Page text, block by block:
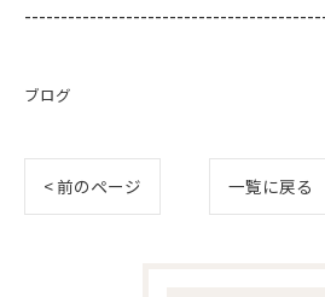
ブログ
< 前のページ 一覧に戻る